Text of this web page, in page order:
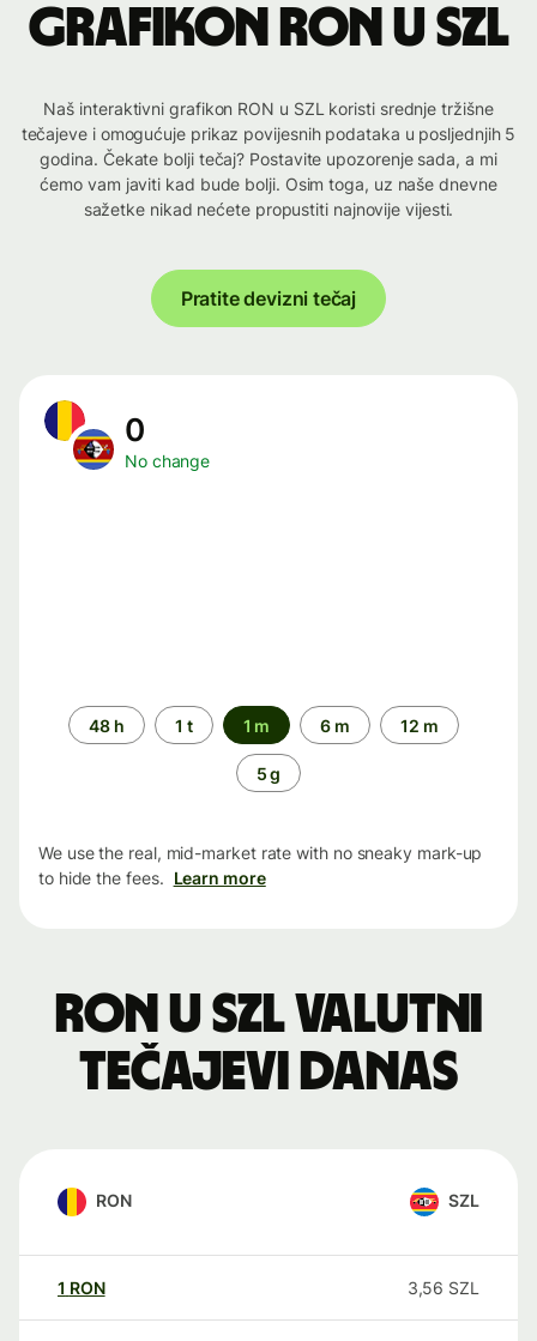
Grafikon RON u SZL
Naš interaktivni grafikon RON u SZL koristi srednje tržišne
tečajeve i omogućuje prikaz povijesnih podataka u posljednjih 5
godina. Čekate bolji tečaj? Postavite upozorenje sada, a mi
ćemo vam javiti kad bude bolji. Osim toga, uz naše dnevne
sažetke nikad nećete propustiti najnovije vijesti.
Pratite devizni tečaj
0
No change
Time
period
48 h 1 t 1 m 6 m 12 m
5 g
We use the real, mid-market rate with no sneaky mark-up
to hide the fees. Learn more
RON u SZL valutni
tečajevi danas
RON SZL
1 RON 3,56 SZL